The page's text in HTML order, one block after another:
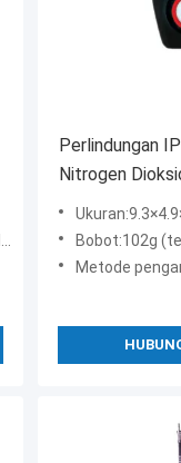
Perlindungan
Nitrogen
Tunggal
Bobot:102g
Metode